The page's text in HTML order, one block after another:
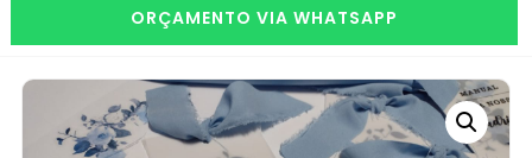
ORÇAMENTO VIA WHATSAPP